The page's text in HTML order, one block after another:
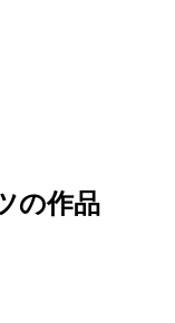
の作品